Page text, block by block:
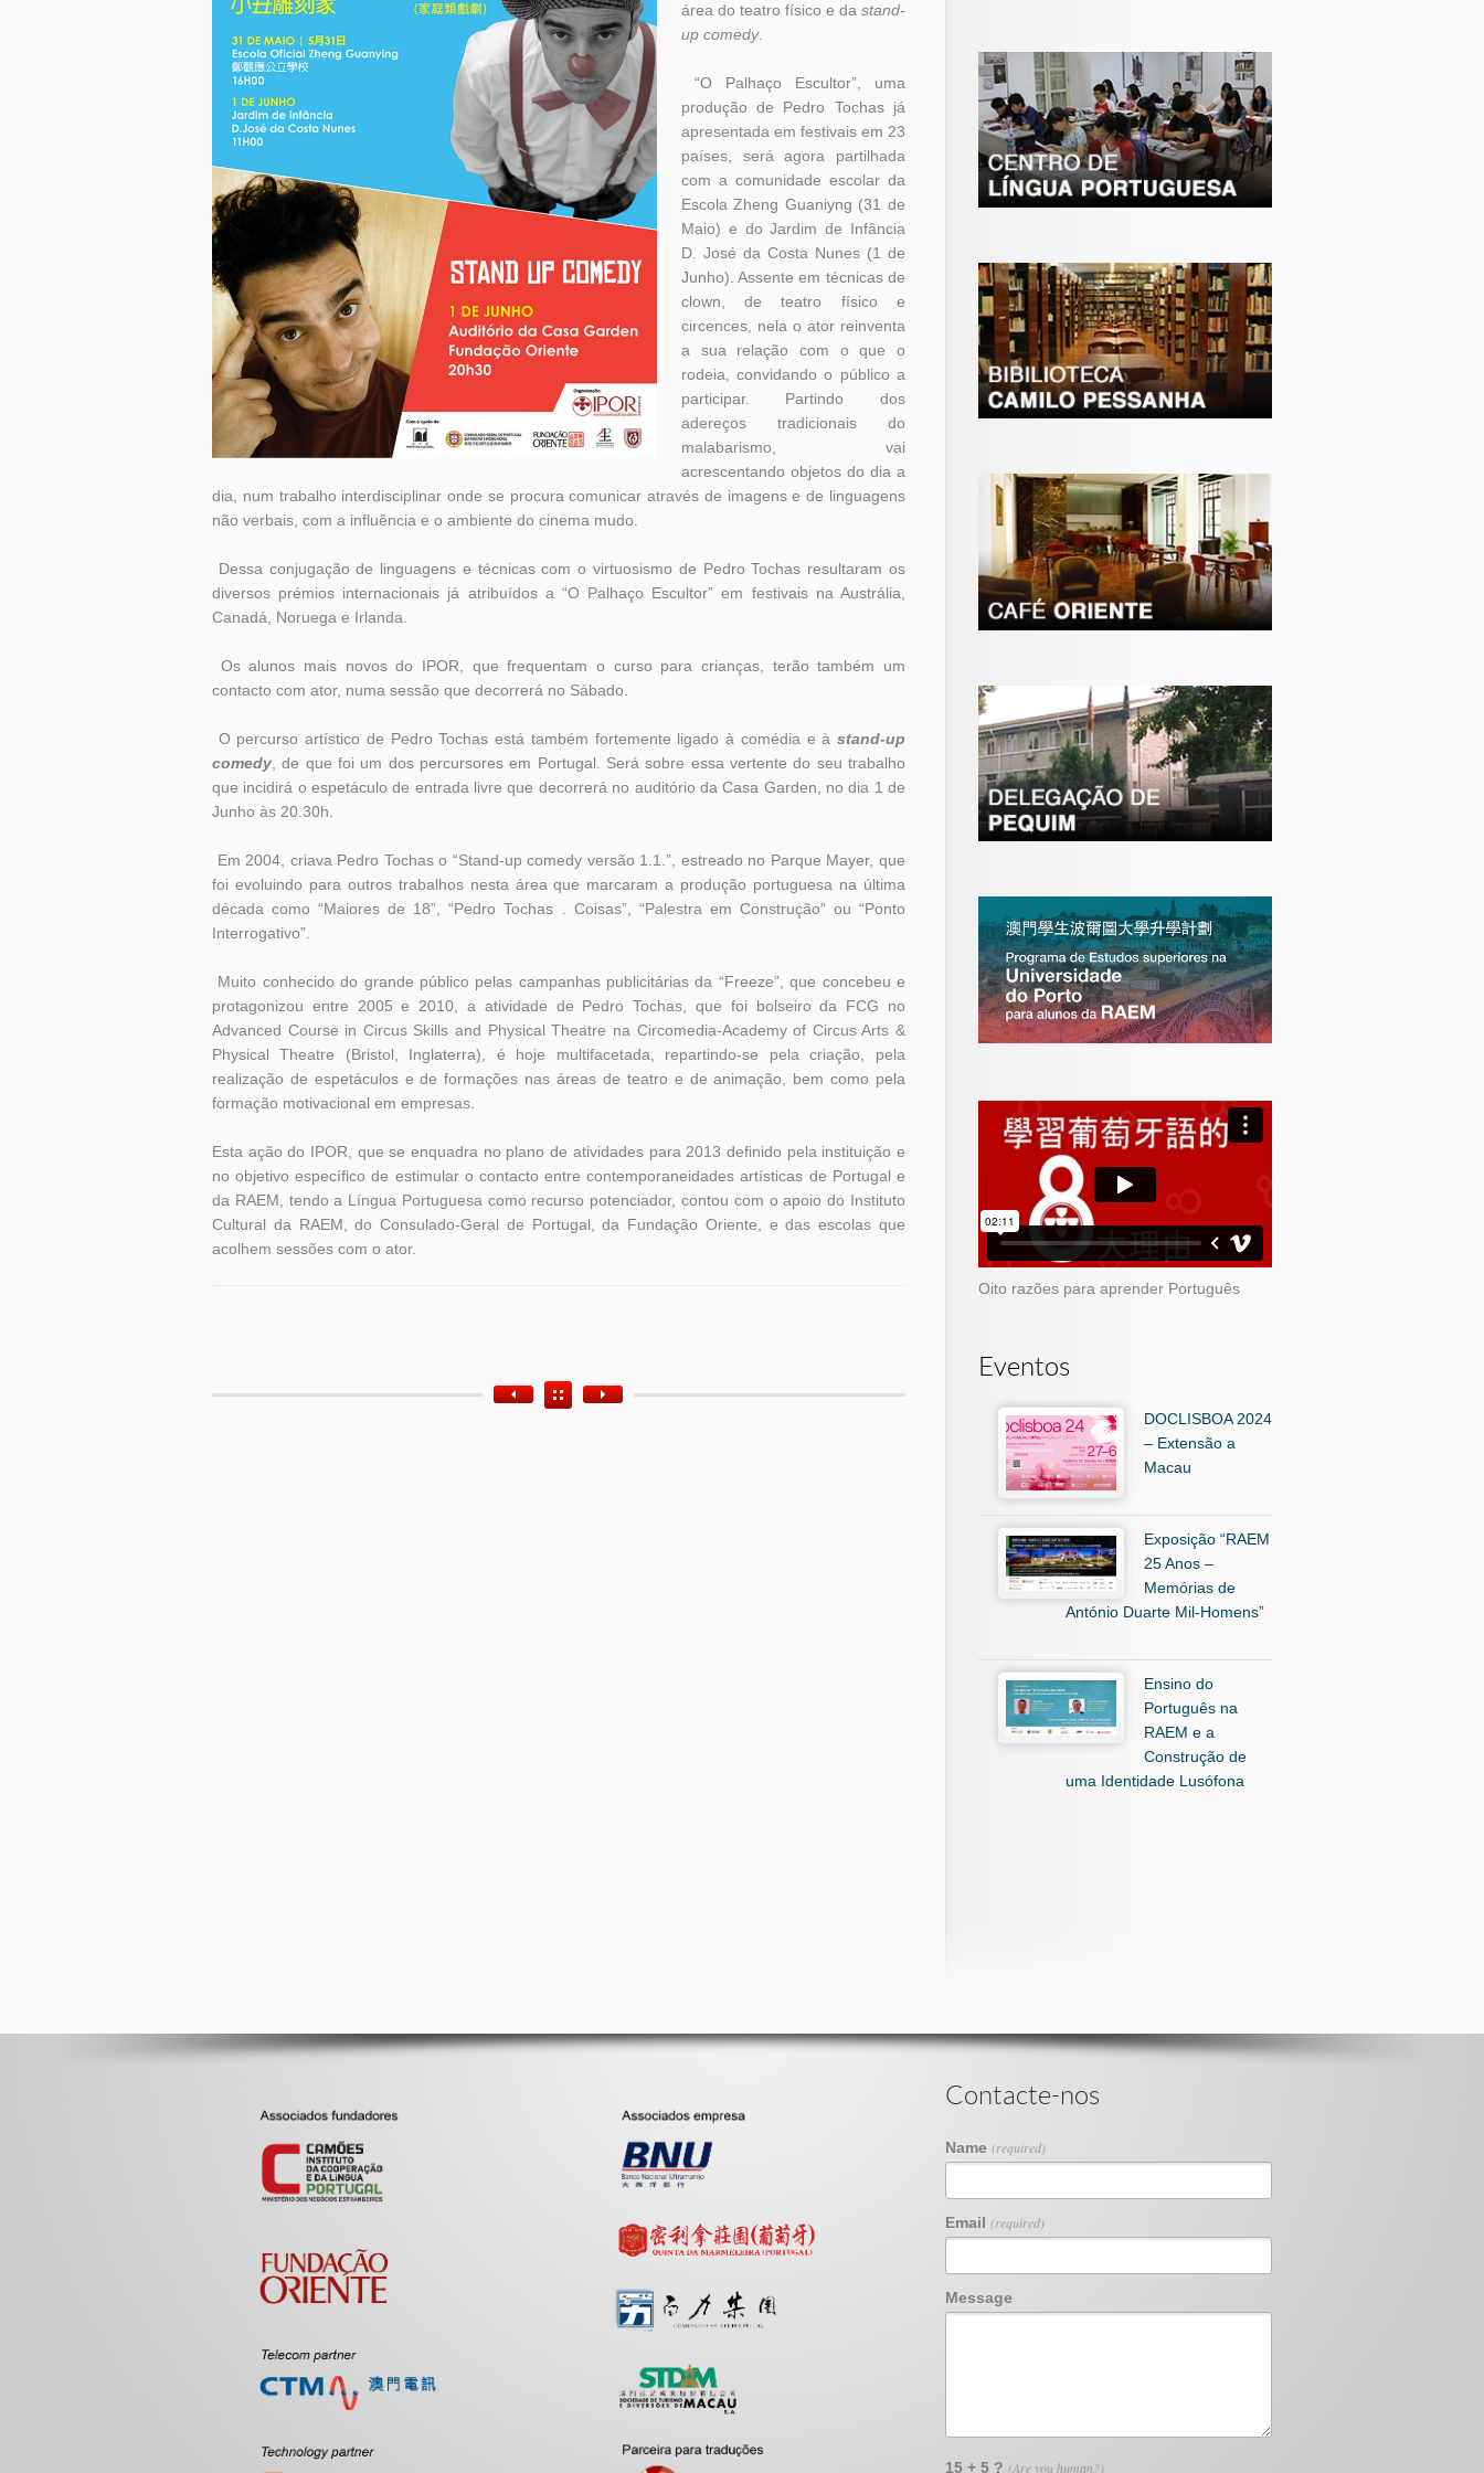
área do teatro físico e da stand-
up comedy.
“O Palhaço Escultor”, uma
produção de Pedro Tochas já
apresentada em festivais em 23
países, será agora partilhada
com a comunidade escolar da
Escola Zheng Guaniyng (31 de
Maio) e do Jardim de Infância
D. José da Costa Nunes (1 de
Junho). Assente em técnicas de
clown, de teatro físico e
circences, nela o ator reinventa
a sua relação com o que o
rodeia, convidando o público a
participar. Partindo dos
adereços tradicionais do
malabarismo, vai
acrescentando objetos do dia a
dia, num trabalho interdisciplinar onde se procura comunicar através de imagens e de linguagens
não verbais, com a influência e o ambiente do cinema mudo.
Dessa conjugação de linguagens e técnicas com o virtuosismo de Pedro Tochas resultaram os
diversos prémios internacionais já atribuídos a “O Palhaço Escultor” em festivais na Austrália,
Canadá, Noruega e Irlanda.
Os alunos mais novos do IPOR, que frequentam o curso para crianças, terão também um
contacto com ator, numa sessão que decorrerá no Sábado.
O percurso artístico de Pedro Tochas está também fortemente ligado à comédia e à stand-up
comedy , de que foi um dos percursores em Portugal. Será sobre essa vertente do seu trabalho
que incidirá o espetáculo de entrada livre que decorrerá no auditório da Casa Garden, no dia 1 de
Junho às 20.30h.
Em 2004, criava Pedro Tochas o “Stand-up comedy versão 1.1.”, estreado no Parque Mayer, que
foi evoluindo para outros trabalhos nesta área que marcaram a produção portuguesa na última
década como “Maiores de 18”, “Pedro Tochas . Coisas”, “Palestra em Construção” ou “Ponto
Interrogativo”.
Muito conhecido do grande público pelas campanhas publicitárias da “Freeze”, que concebeu e
protagonizou entre 2005 e 2010, a atividade de Pedro Tochas, que foi bolseiro da FCG no
Advanced Course in Circus Skills and Physical Theatre na Circomedia-Academy of Circus Arts &
Physical Theatre (Bristol, Inglaterra), é hoje multifacetada, repartindo-se pela criação, pela
realização de espetáculos e de formações nas áreas de teatro e de animação, bem como pela
formação motivacional em empresas.
Esta ação do IPOR, que se enquadra no plano de atividades para 2013 definido pela instituição e
no objetivo específico de estimular o contacto entre contemporaneidades artísticas de Portugal e
da RAEM, tendo a Língua Portuguesa como recurso potenciador, contou com o apoio do Instituto
Cultural da RAEM, do Consulado-Geral de Portugal, da Fundação Oriente, e das escolas que
acolhem sessões com o ator.
Oito razões para aprender Português
Eventos
DOCLISBOA 2024
– Extensão a
Macau
Exposição “RAEM
25 Anos –
Memórias de
António Duarte Mil-Homens”
Ensino do
Português na
RAEM e a
Construção de
uma Identidade Lusófona
Contacte-nos
Name (required)
Email (required)
Message
15 + 5 ? (Are you human?)